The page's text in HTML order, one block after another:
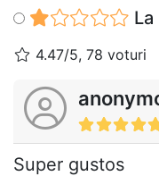
4.47/5, 78 voturi
Super gustos